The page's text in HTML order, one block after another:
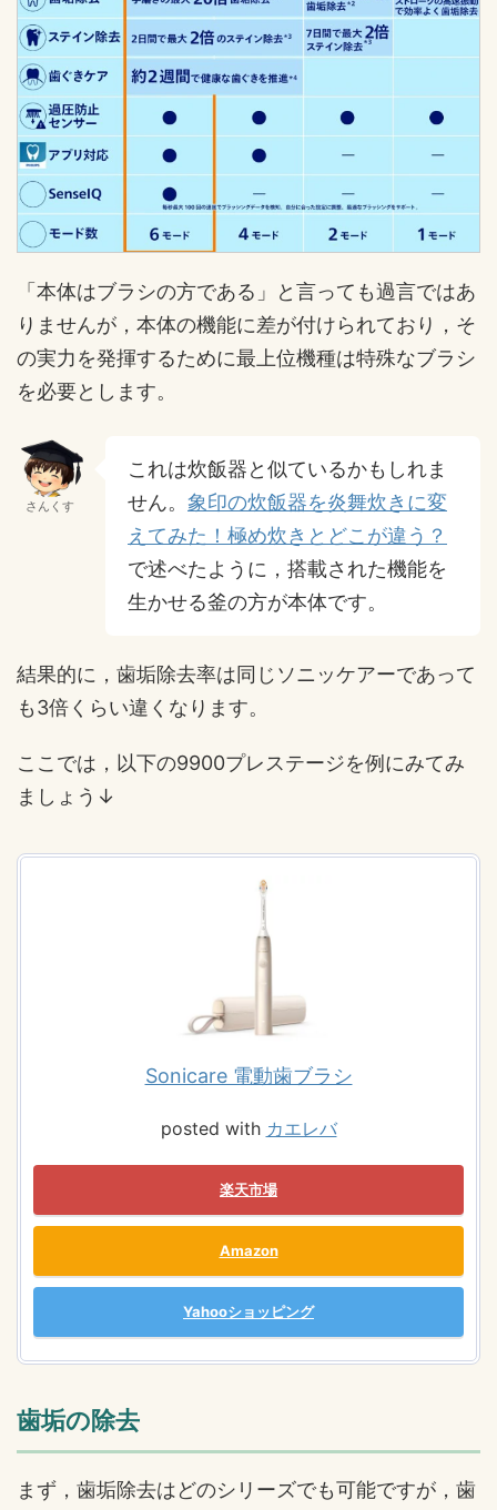
「本体はブラシの方である」と言っても過言ではあ
りませんが，本体の機能に差が付けられており，そ
の実力を発揮するために最上位機種は特殊なブラシ
を必要とします。
さんくす
これは炊飯器と似ているかもしれま
せん。 象印の炊飯器を炎舞炊きに変
えてみた！極め炊きとどこが違う？
で述べたように，搭載された機能を
生かせる釜の方が本体です。
結果的に，歯垢除去率は同じソニッケアーであって
も3倍くらい違くなります。
ここでは，以下の9900プレステージを例にみてみ
ましょう↓
Sonicare 電動歯ブラシ
posted with カエレバ
楽天市場
Amazon
Yahooショッピング
歯垢の除去
まず，歯垢除去はどのシリーズでも可能ですが，歯